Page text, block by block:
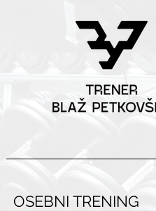
OSEBNI TRENING